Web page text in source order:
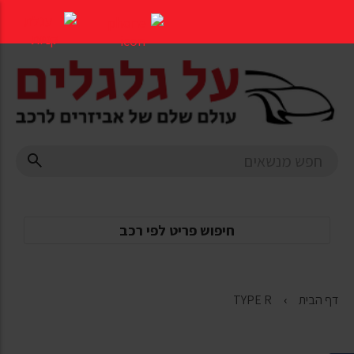
העמוד
חיפוש פריט לפי רכב
דף הבית TYPE R